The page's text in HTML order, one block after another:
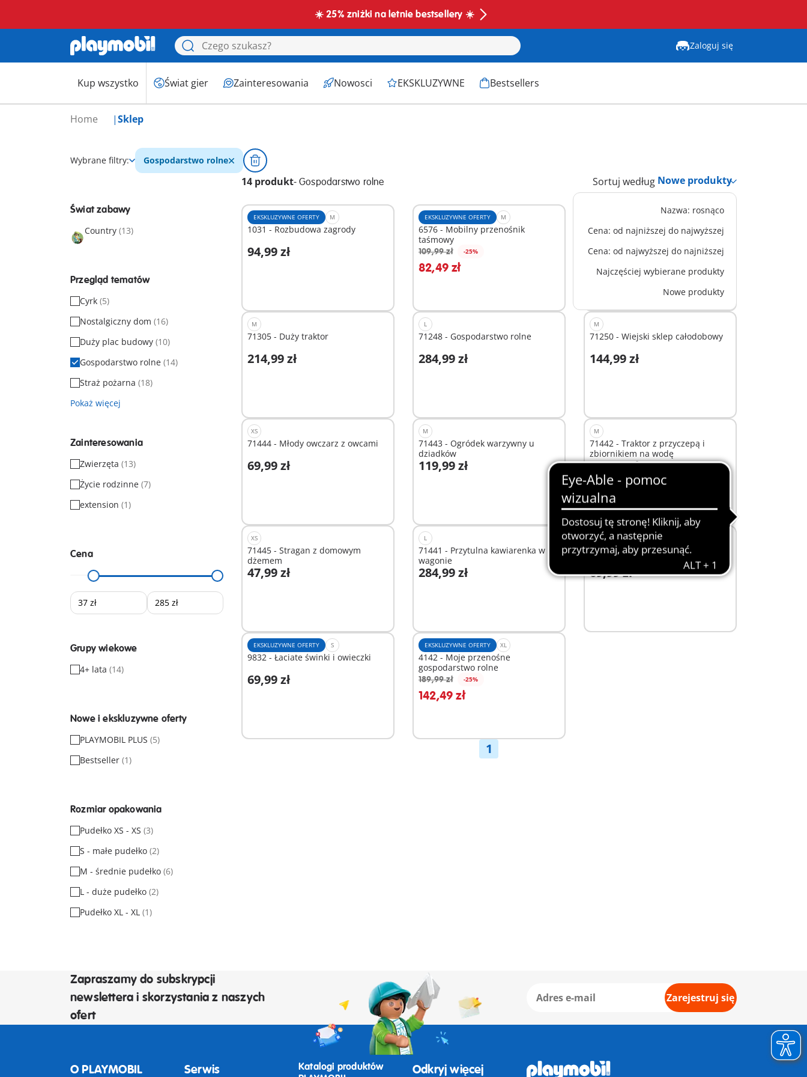
☀️ 25% zniżki na letnie bestsellery ☀️
Zaloguj się
Kup wszystko Świat gier Zainteresowania Nowosci EKSKLUZYWNE Bestsellers
Home Sklep
Wybrane filtry: Gospodarstwo rolne
14 produkt- Gospodarstwo rolne Sortuj według
Nazwa: rosnąco
Cena: od najniższej do najwyższej
Cena: od najwyższej do najniższej
Najczęściej wybierane produkty
Nowe produkty
Świat zabawy
Country (13)
Przegląd tematów
Cyrk (5)
Nostalgiczny dom (16)
Duży plac budowy (10)
Gospodarstwo rolne (14)
Straż pożarna (18)
Pokaż więcej
Zainteresowania
Zwierzęta (13)
Życie rodzinne (7)
extension (1)
Cena
Grupy wiekowe
4+ lata (14)
Nowe i ekskluzywne oferty
PLAYMOBIL PLUS (5)
Bestseller (1)
Rozmiar opakowania
Pudełko XS - XS (3)
S - małe pudełko (2)
M - średnie pudełko (6)
L - duże pudełko (2)
Pudełko XL - XL (1)
EKSKLUZYWNE OFERTY M
1031 - Rozbudowa zagrody
94,99 zł
Dodaj do koszyka
EKSKLUZYWNE OFERTY M
6576 - Mobilny przenośnik
taśmowy
109,99 zł -25%
82,49 zł
Dodaj do koszyka
71253 - Pszczelarka
37,99 zł
Dodaj do koszyka
M
71305 - Duży traktor
214,99 zł
L
71248 - Gospodarstwo rolne
284,99 zł
M
71250 - Wiejski sklep całodobowy
144,99 zł
Dodaj do koszyka
XS
71444 - Młody owczarz z owcami
69,99 zł
Dodaj do koszyka
M
71443 - Ogródek warzywny u
dziadków
119,99 zł
Dodaj do koszyka
M
71442 - Traktor z przyczepą i
zbiornikiem na wodę
214,99 zł
Dodaj do koszyka
XS
71445 - Stragan z domowym
dżemem
47,99 zł
Dodaj do koszyka
L
71441 - Przytulna kawiarenka w
wagonie
284,99 zł
EKSKLUZYWNE OFERTY
7725 - Jodły
69,99 zł
Dodaj do koszyka
EKSKLUZYWNE OFERTY S
9832 - Łaciate świnki i owieczki
69,99 zł
Dodaj do koszyka
EKSKLUZYWNE OFERTY XL
4142 - Moje przenośne
gospodarstwo rolne
189,99 zł -25%
142,49 zł
Dodaj do koszyka
1
Zapraszamy do subskrypcji
newslettera i skorzystania z naszych
ofert
Zarejestruj się
O PLAYMOBIL Serwis
Katalogi produktów
Odkryj więcej